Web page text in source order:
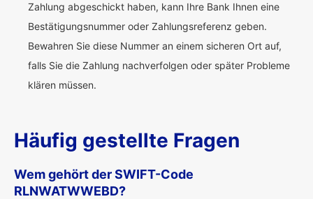
Zahlung abgeschickt haben, kann Ihre Bank Ihnen eine
Bestätigungsnummer oder Zahlungsreferenz geben.
Bewahren Sie diese Nummer an einem sicheren Ort auf,
falls Sie die Zahlung nachverfolgen oder später Probleme
klären müssen.
Häufig gestellte Fragen
Wem gehört der SWIFT-Code
RLNWATWWEBD?